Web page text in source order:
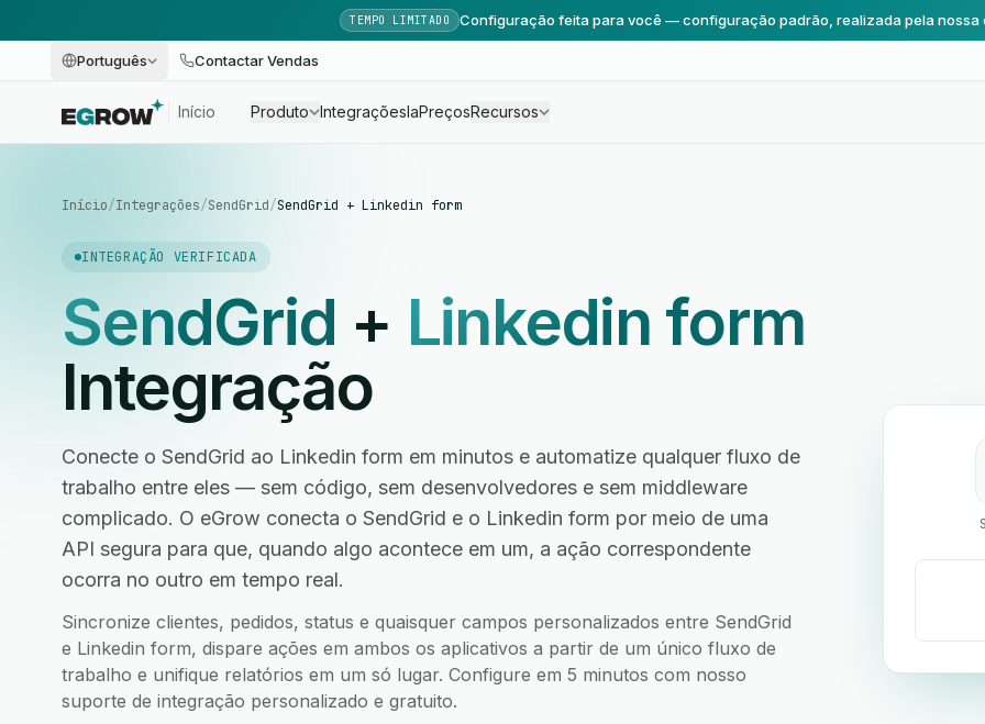
TEMPO LIMITADO Configuração feita para você — configuração padrão, realizada pela nossa
Português Contactar Vendas
Início Produto IntegraçõesIaPreçosRecursos
Início/Integrações/SendGrid/SendGrid + Linkedin form
INTEGRAÇÃO VERIFICADA
SendGrid + Linkedin form
Integração
Conecte o SendGrid ao Linkedin form em minutos e automatize qualquer fluxo de
trabalho entre eles — sem código, sem desenvolvedores e sem middleware
complicado. O eGrow conecta o SendGrid e o Linkedin form por meio de uma
API segura para que, quando algo acontece em um, a ação correspondente
ocorra no outro em tempo real.
Sincronize clientes, pedidos, status e quaisquer campos personalizados entre SendGrid
e Linkedin form, dispare ações em ambos os aplicativos a partir de um único fluxo de
trabalho e unifique relatórios em um só lugar. Configure em 5 minutos com nosso
suporte de integração personalizado e gratuito.